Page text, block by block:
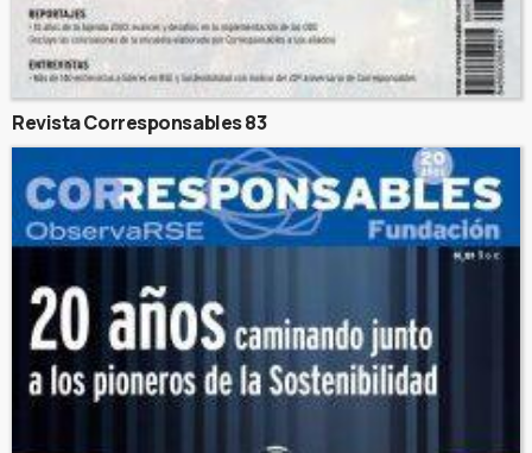
Revista Corresponsables 83